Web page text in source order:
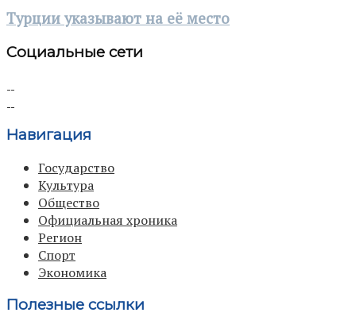
Турции указывают на её место
Социальные сети
Навигация
Государство
Культура
Общество
Официальная хроника
Регион
Спорт
Экономика
Полезные ссылки